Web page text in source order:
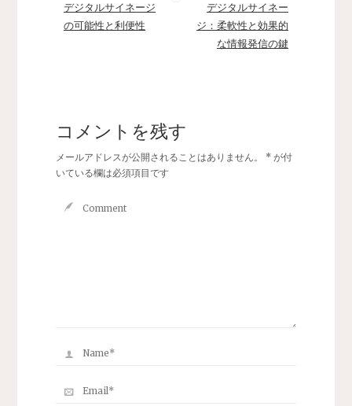
デジタルサイネージ
の可能性と利便性
デジタルサイネー
ジ：柔軟性と効果的
な情報発信の鍵
コメントを残す
メールアドレスが公開されることはありません。 *が付
いている欄は必須項目です